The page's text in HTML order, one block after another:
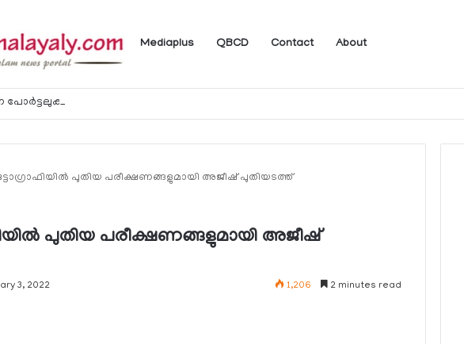
Mediaplus QBCD Contact About
വഴി ലഭ്യമാകുന്ന ചില ഇലക്ട്രോണിക് സേവനങ്ങള്‍ വാരാന്ത്യത്തില്‍ മുടങ്ങും
പുതിയ പരീക്ഷണങ്ങളുമായി അജീഷ് പുതിയടത്ത്
പുതിയ പരീക്ഷണങ്ങളുമായി അജീഷ്
3, 2022 1,206 2 minutes read